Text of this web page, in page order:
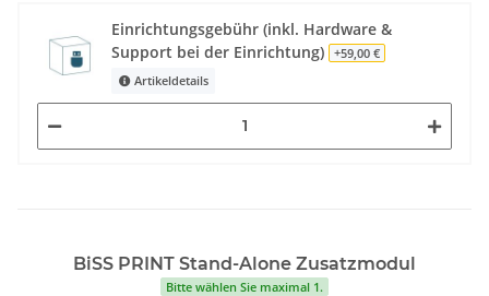
Einrichtungsgebühr (inkl. Hardware &
Support bei der Einrichtung)
+59,00 €
Artikeldetails
BiSS PRINT Stand-Alone Zusatzmodul
Bitte wählen Sie maximal 1.